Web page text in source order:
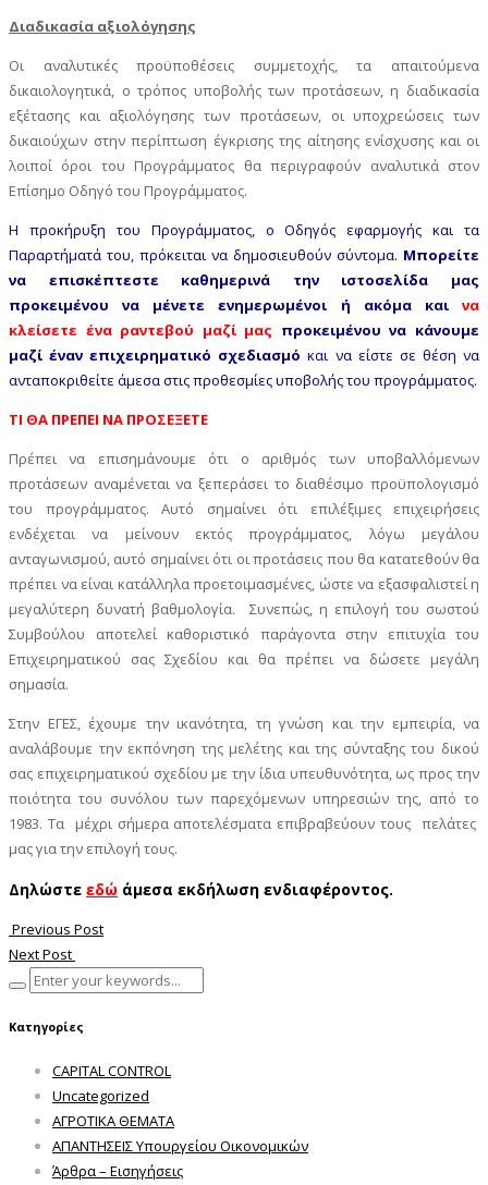
Διαδικασία αξιολόγησης
Οι αναλυτικές προϋποθέσεις συμμετοχής, τα απαιτούμενα
δικαιολογητικά, ο τρόπος υποβολής των προτάσεων, η διαδικασία
εξέτασης και αξιολόγησης των προτάσεων, οι υποχρεώσεις των
δικαιούχων στην περίπτωση έγκρισης της αίτησης ενίσχυσης και οι
λοιποί όροι του Προγράμματος θα περιγραφούν αναλυτικά στον
Επίσημο Οδηγό του Προγράμματος.
Η προκήρυξη του Προγράμματος, ο Οδηγός εφαρμογής και τα
Παραρτήματά του, πρόκειται να δημοσιευθούν σύντομα. Μπορείτε
να επισκέπτεστε καθημερινά την ιστοσελίδα μας
προκειμένου να μένετε ενημερωμένοι ή ακόμα και να
κλείσετε ένα ραντεβού μαζί μας προκειμένου να κάνουμε
μαζί έναν επιχειρηματικό σχεδιασμό και να είστε σε θέση να
ανταποκριθείτε άμεσα στις προθεσμίες υποβολής του προγράμματος.
ΤΙ ΘΑ ΠΡΕΠΕΙ ΝΑ ΠΡΟΣΕΞΕΤΕ
Πρέπει να επισημάνουμε ότι ο αριθμός των υποβαλλόμενων
προτάσεων αναμένεται να ξεπεράσει το διαθέσιμο προϋπολογισμό
του προγράμματος. Αυτό σημαίνει ότι επιλέξιμες επιχειρήσεις
ενδέχεται να μείνουν εκτός προγράμματος, λόγω μεγάλου
ανταγωνισμού, αυτό σημαίνει ότι οι προτάσεις που θα κατατεθούν θα
πρέπει να είναι κατάλληλα προετοιμασμένες, ώστε να εξασφαλιστεί η
μεγαλύτερη δυνατή βαθμολογία. Συνεπώς, η επιλογή του σωστού
Συμβούλου αποτελεί καθοριστικό παράγοντα στην επιτυχία του
Επιχειρηματικού σας Σχεδίου και θα πρέπει να δώσετε μεγάλη
σημασία.
Στην ΕΓΕΣ, έχουμε την ικανότητα, τη γνώση και την εμπειρία, να
αναλάβουμε την εκπόνηση της μελέτης και της σύνταξης του δικού
σας επιχειρηματικού σχεδίου με την ίδια υπευθυνότητα, ως προς την
ποιότητα του συνόλου των παρεχόμενων υπηρεσιών της, από το
1983. Τα μέχρι σήμερα αποτελέσματα επιβραβεύουν τους πελάτες
μας για την επιλογή τους.
Δηλώστε εδώ άμεσα εκδήλωση ενδιαφέροντος.
Previous Post
Next Post
Κατηγορίες
CAPITAL CONTROL
Uncategorized
ΑΓΡΟΤΙΚΑ ΘΕΜΑΤΑ
ΑΠΑΝΤΗΣΕΙΣ Υπουργείου Οικονομικών
Άρθρα – Εισηγήσεις